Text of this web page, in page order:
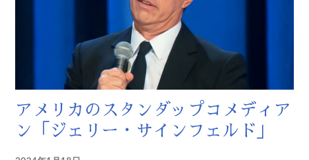
アメリカのスタンダップコメディア
ン「ジェリー・サインフェルド」